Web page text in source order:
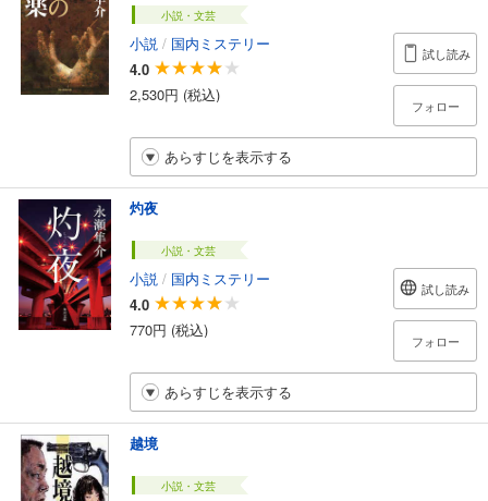
小説・文芸
小説 / 国内ミステリー
4.0
2,530円 (税込)
試し読み
フォロー
あらすじを表示する
灼夜
小説・文芸
小説 / 国内ミステリー
4.0
770円 (税込)
試し読み
フォロー
あらすじを表示する
越境
小説・文芸